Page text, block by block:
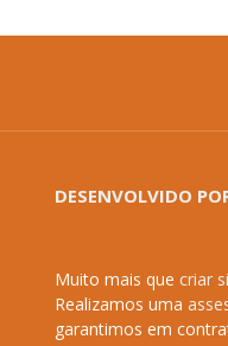
DESENVOLVIDO
Muito mais que criar
Realizamos uma
garantimos em